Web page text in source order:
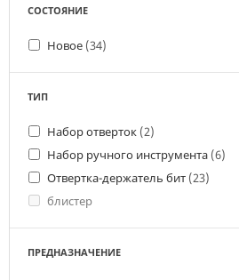
СОСТОЯНИЕ
Новое (34)
ТИП
Набор отверток (2)
Набор ручного инструмента (6)
Отвертка-держатель бит (23)
блистер
ПРЕДНАЗНАЧЕНИЕ